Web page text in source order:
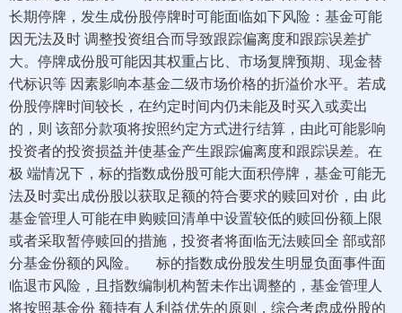
长期停牌，发生成份股停牌时可能面临如下风险：基金可能
因无法及时 调整投资组合而导致跟踪偏离度和跟踪误差扩
大。停牌成份股可能因其权重占比、市场复牌预期、现金替
代标识等 因素影响本基金二级市场价格的折溢价水平。若成
份股停牌时间较长，在约定时间内仍未能及时买入或卖出
的，则 该部分款项将按照约定方式进行结算，由此可能影响
投资者的投资损益并使基金产生跟踪偏离度和跟踪误差。在
极 端情况下，标的指数成份股可能大面积停牌，基金可能无
法及时卖出成份股以获取足额的符合要求的赎回对价，由 此
基金管理人可能在申购赎回清单中设置较低的赎回份额上限
或者采取暂停赎回的措施，投资者将面临无法赎回全 部或部
分基金份额的风险。 标的指数成份股发生明显负面事件面
临退市风险，且指数编制机构暂未作出调整的，基金管理人
将按照基金份 额持有人利益优先的原则，综合考虑成份股的